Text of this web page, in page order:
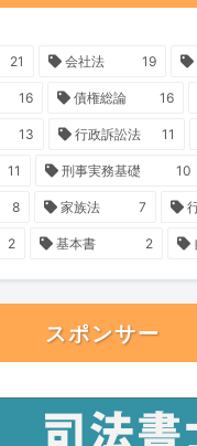
21 会社法 19
16 債権総論 16
13 行政訴訟法 11
11 刑事実務基礎 10
8 家族法 7
2 基本書 2
スポンサー